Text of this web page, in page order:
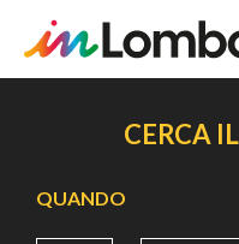
principale
CERCA
QUANDO